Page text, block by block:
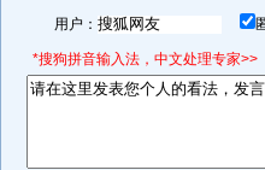
用户：
*搜狗拼音输入法，中文处理专家>>